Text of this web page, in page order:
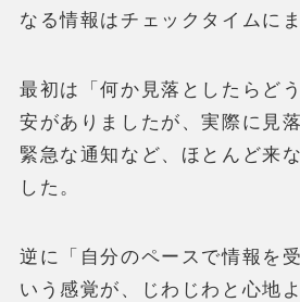
なる情報はチェックタイムに
最初は「何か見落としたらど
安がありましたが、実際に見
緊急な通知など、ほとんど来
した。
逆に「自分のペースで情報を
いう感覚が、じわじわと心地